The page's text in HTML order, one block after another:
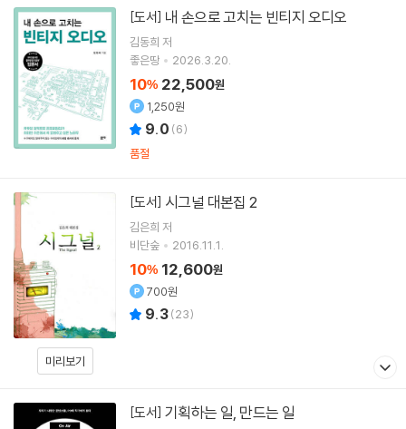
[도서] 내 손으로 고치는 빈티지 오디오
김동희 저
좋은땅
2026.3.20.
10% 22,500원
1,250원
9.0 (6)
품절
미리보기
[도서] 시그널 대본집 2
김은희 저
비단숲
2016.11.1.
10% 12,600원
700원
9.3(23)
[도서] 기획하는 일, 만드는 일